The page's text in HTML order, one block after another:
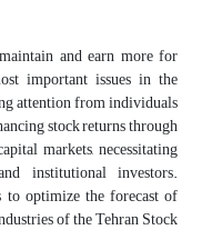
and earn more for
important issues in the
attention from individuals
stock returns through
markets, necessitating
institutional investors.
to optimize the forecast of
of the Tehran Stock